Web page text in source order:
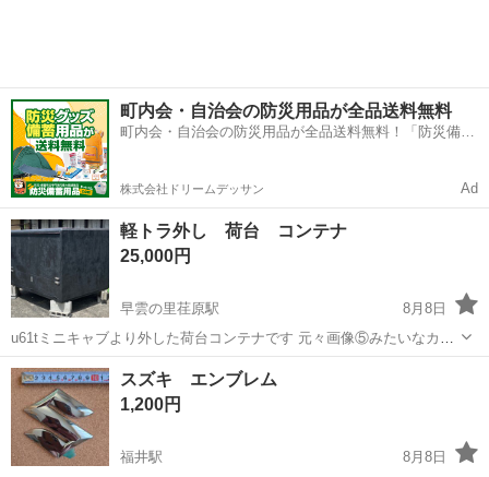
町内会・自治会の防災用品が全品送料無料
町内会・自治会の防災用品が全品送料無料！「防災備蓄
株式会社ドリームデッサン Ad
軽トラ外し 荷台 コンテナ
25,000円
早雲の里荏原駅
8月8日
u61tミニキャブより外した荷台コンテナです 元々画像⑤みたいなカラ
ーでした 黒色の塗料で看板消してます 天井は元カラーのままです 再
塗装や物置としてどうでしょうか？ 取り付け金具や鍵は 付属します
画像で確認して下さい 欠...
岡山 井原市 早雲の里荏原駅
スズキ エンブレム
1,200円
福井駅
8月8日